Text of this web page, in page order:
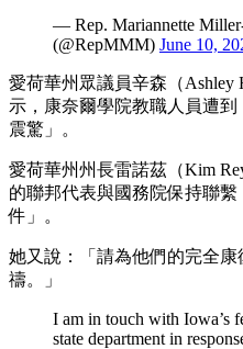
— Rep. Mariannette
(@RepMMM) June 10,
愛荷華州眾議員辛森（Ashley
示，康奈爾學院教職人員遭
震驚」。
愛荷華州州長雷諾茲（Kim
的聯邦代表與國務院保持聯
件」。
她又說：「請為他們的完全
禱。」
I am in touch with Iowa’s
state department in